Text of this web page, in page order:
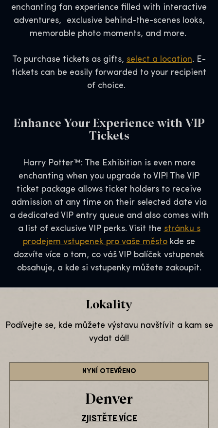
enchanting fan experience filled with interactive
adventures, exclusive behind-the-scenes looks,
memorable photo moments, and more.
To purchase tickets as gifts, select a location. E-
tickets can be easily forwarded to your recipient
of choice.
Enhance Your Experience with VIP
Tickets
Harry Potter™: The Exhibition is even more
enchanting when you upgrade to VIP! The VIP
ticket package allows ticket holders to receive
admission at any time on their selected date via
a dedicated VIP entry queue and also comes with
a list of exclusive VIP perks. Visit the stránku s
prodejem vstupenek pro vaše město kde se
dozvíte více o tom, co váš VIP balíček vstupenek
obsahuje, a kde si vstupenky můžete zakoupit.
Lokality
Podívejte se, kde můžete výstavu navštívit a kam se
vydat dál!
NYNÍ OTEVŘENO
Denver
ZJISTĚTE VÍCE